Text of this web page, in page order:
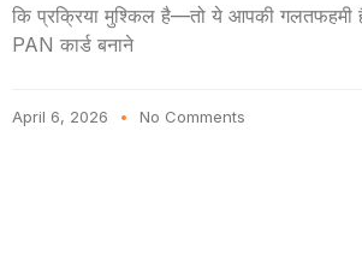
कि प्रक्रिया मुश्किल है—तो ये आपकी गलतफहमी
PAN कार्ड बनाने
April 6, 2026 No Comments